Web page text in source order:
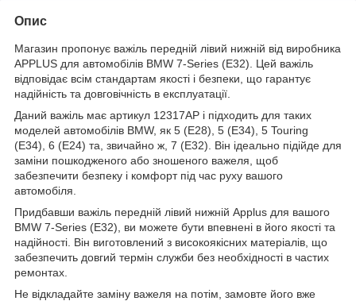
Опис
Магазин пропонує важіль передній лівий нижній від виробника
APPLUS для автомобілів BMW 7-Series (E32). Цей важіль
відповідає всім стандартам якості і безпеки, що гарантує
надійність та довговічність в експлуатації.
Даний важіль має артикул 12317AP і підходить для таких
моделей автомобілів BMW, як 5 (E28), 5 (E34), 5 Touring
(E34), 6 (E24) та, звичайно ж, 7 (E32). Він ідеально підійде для
заміни пошкодженого або зношеного важеля, щоб
забезпечити безпеку і комфорт під час руху вашого
автомобіля.
Придбавши важіль передній лівий нижній Applus для вашого
BMW 7-Series (E32), ви можете бути впевнені в його якості та
надійності. Він виготовлений з високоякісних матеріалів, що
забезпечить довгий термін служби без необхідності в частих
ремонтах.
Не відкладайте заміну важеля на потім, замовте його вже